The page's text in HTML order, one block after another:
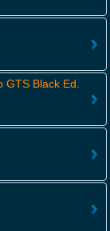
Black Ed.